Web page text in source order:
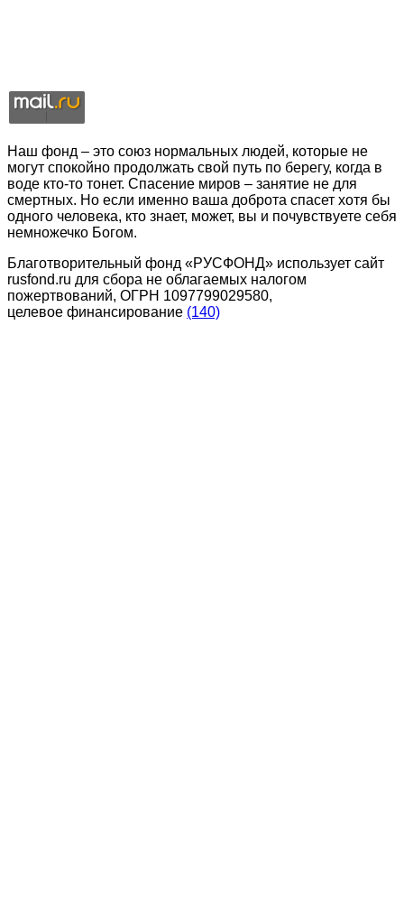
Наш фонд – это союз нормальных людей, которые не
могут спокойно продолжать свой путь по берегу, когда в
воде кто-то тонет. Спасение миров – занятие не для
смертных. Но если именно ваша доброта спасет хотя бы
одного человека, кто знает, может, вы и почувствуете себя
немножечко Богом.
Благотворительный фонд «РУСФОНД» использует сайт
rusfond.ru для сбора не облагаемых налогом
пожертвований, ОГРН 1097799029580,
целевое финансирование (140)